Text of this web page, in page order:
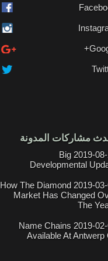
مشاركات المدونة
2019-08-21 Big
Developmental
2019-03-01 How The Diamond
Market Has Changed
The
2019-02-06 Name Chains
Available At Antwerp